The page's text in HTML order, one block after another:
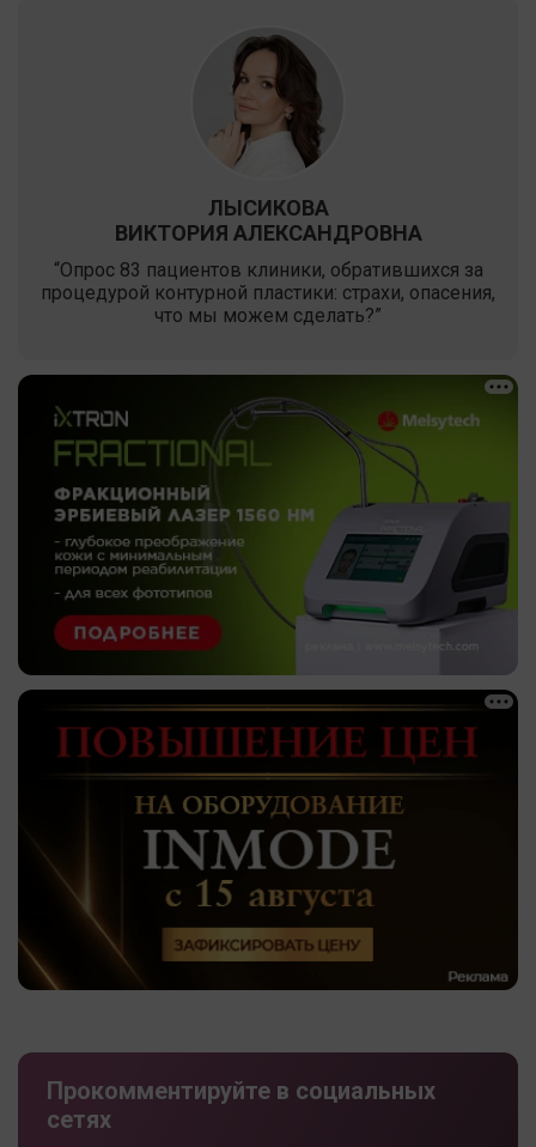
ЛЫСИКОВА
ВИКТОРИЯ АЛЕКСАНДРОВНА
“Опрос 83 пациентов клиники, обратившихся за
процедурой контурной пластики: страхи, опасения,
что мы можем сделать?”
Прокомментируйте в социальных
сетях